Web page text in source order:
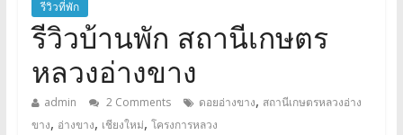
รีวิวที่พัก
รีวิวบ้านพัก สถานีเกษตร
หลวงอ่างขาง
admin 2 Comments ดอยอ่างขาง, สถานีเกษตรหลวงอ่าง
ขาง, อ่างขาง, เชียงใหม่, โครงการหลวง